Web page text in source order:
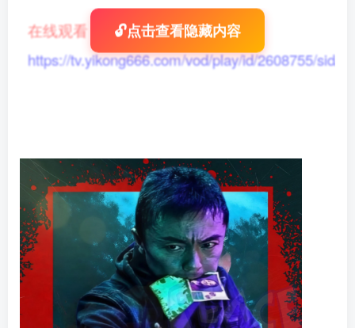
在线观看
https://tv.yikong666.com/vod/play/id/2608755/sid/
🔓点击查看隐藏内容